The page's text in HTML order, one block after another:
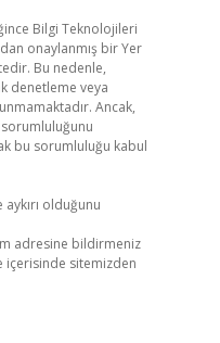
Bilgi Teknolojileri
onaylanmış bir Yer
Bu nedenle,
denetleme veya
Ancak,
bu sorumluluğu kabul
olduğunu
adresine bildirmeniz
içerisinde sitemizden